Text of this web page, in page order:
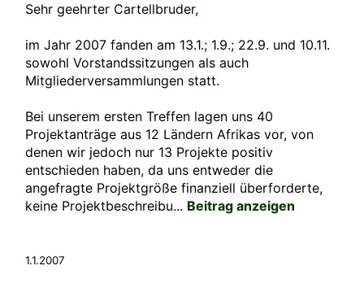
Sehr geehrter Cartellbruder,
im Jahr 2007 fanden am 13.1.; 1.9.; 22.9. und 10.11.
sowohl Vorstandssitzungen als auch
Mitgliederversammlungen statt.
Bei unserem ersten Treffen lagen uns 40
Projektanträge aus 12 Ländern Afrikas vor, von
denen wir jedoch nur 13 Projekte positiv
entschieden haben, da uns entweder die
angefragte Projektgröße finanziell überforderte,
keine Projektbeschreibu... Beitrag anzeigen
1.1.2007